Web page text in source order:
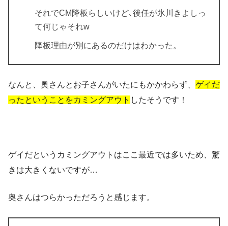
それでCM降板らしいけど､後任が氷川きよしっ
て何じゃそれw
降板理由が別にあるのだけはわかった。
なんと、奥さんとお子さんがいたにもかかわらず、 ゲイだ
ったということをカミングアウト したそうです！
ゲイだというカミングアウトはここ最近では多いため、驚
きは大きくないですが…
奥さんはつらかっただろうと感じます。